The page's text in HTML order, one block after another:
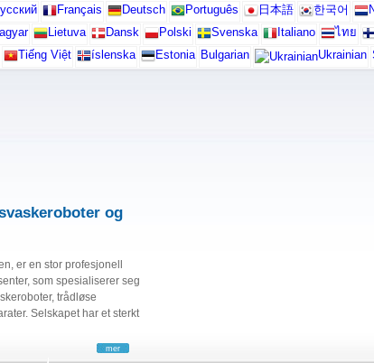
Français Deutsch Português 日本語 한국어
Lietuva Dansk Polski Svenska Italiano ไทย
Tiếng Việt íslenska Estonia Bulgarian Ukrainian
og
er en stor profesjonell
som spesialiserer seg
trådløse
Selskapet har et sterkt
mer